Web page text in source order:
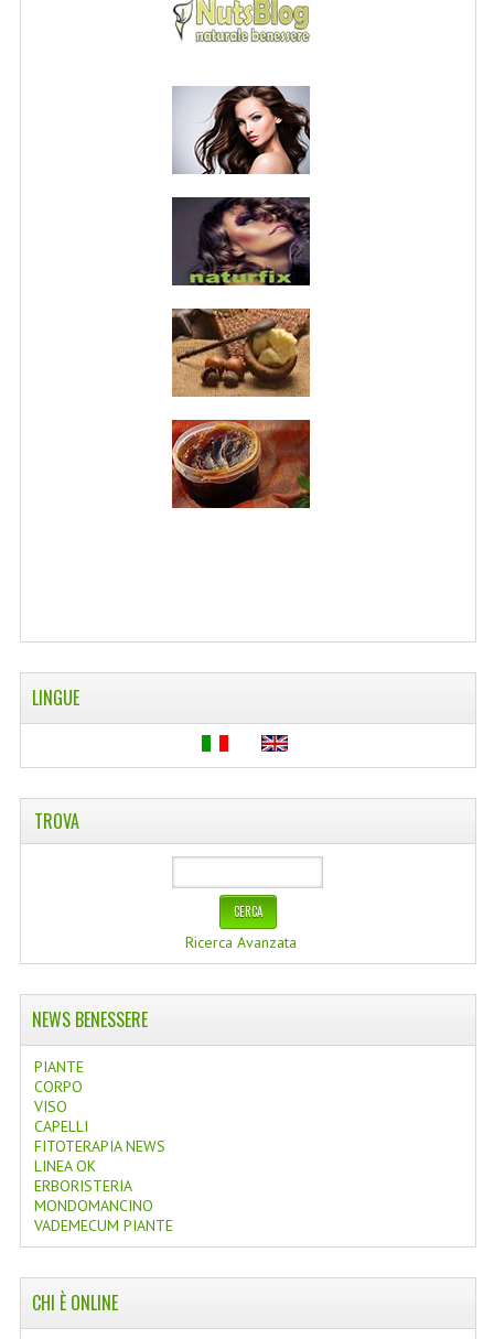
NORMATIVA PRIVACY
CONDIZIONI DI VENDITA
MAPPA DEL SITO
BUONO REGALO F.A.Q.
BUONI SCONTO
CANCELLA NEWSLETTER
BLOG
FREE-INFO
PIANTE
CORPO
VISO
FITOTERAPIA NEWS
MONDO MANCINO
PINTEREST
TUMBLR
SCAMBIO LINKS
LINGUE
TROVA
Ricerca Avanzata
NEWS BENESSERE
PIANTE
CORPO
VISO
CAPELLI
FITOTERAPIA NEWS
LINEA OK
ERBORISTERIA
MONDOMANCINO
VADEMECUM PIANTE
CHI È ONLINE